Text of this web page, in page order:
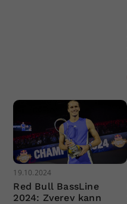
19.10.2024
Red Bull BassLine
2024: Zverev kann